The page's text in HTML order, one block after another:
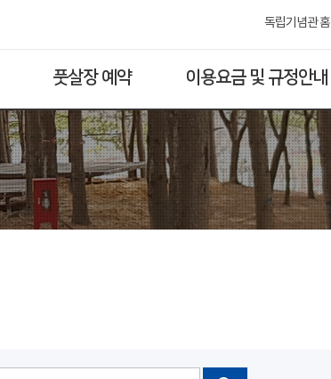
독립기념관 홈
풋살장 예약 이용요금 및 규정안내